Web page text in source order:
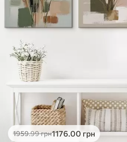
1959.99грн1176.00 грн